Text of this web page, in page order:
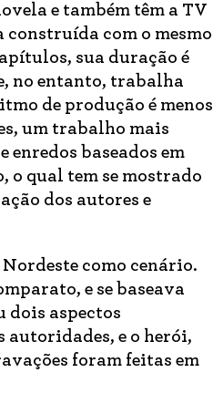
e também têm a TV
com o mesmo
sua duração é
no entanto, trabalha
de produção é menos
um trabalho mais
baseados em
qual tem se mostrado
dos autores e
como cenário.
e se baseava
dois aspectos
e o herói,
foram feitas em